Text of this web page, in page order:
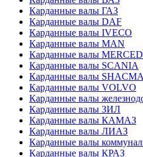
Карданные валы ГАЗ
Карданные валы DAF
Карданные валы IVECO
Карданные валы MAN
Карданные валы
Карданные валы SCANIA
Карданные валы
Карданные валы VOLVO
Карданные валы
Карданные валы ЗИЛ
Карданные валы КАМАЗ
Карданные валы ЛИАЗ
Карданные валы
Карданные валы КРАЗ